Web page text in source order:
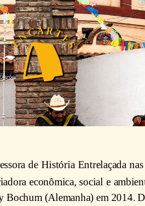
de História Entrelaçada
econômica, social e
(Alemanha) em 2014.